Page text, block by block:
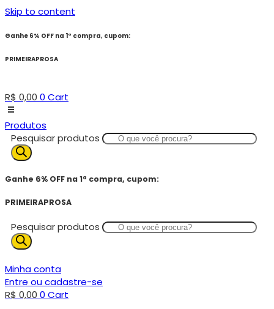
Skip to content
Ganhe 6% OFF na 1ª compra, cupom:
PRIMEIRAPROSA
R$ 0,00 0 Cart
Produtos
Pesquisar produtos
Ganhe 6% OFF na 1ª compra, cupom:
PRIMEIRAPROSA
Pesquisar produtos
Minha conta
Entre ou cadastre-se
R$ 0,00 0 Cart